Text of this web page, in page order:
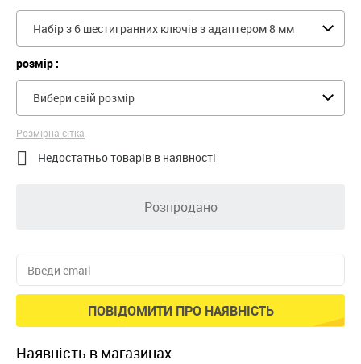
Набір з 6 шестигранних ключів з адаптером 8 мм
розмір :
Вибери свій розмір
Розмірна сітка
 Недостатньо товарів в наявності
Розпродано
ПОВІДОМИТИ ПРО НАЯВНІСТЬ
наявність в магазинах